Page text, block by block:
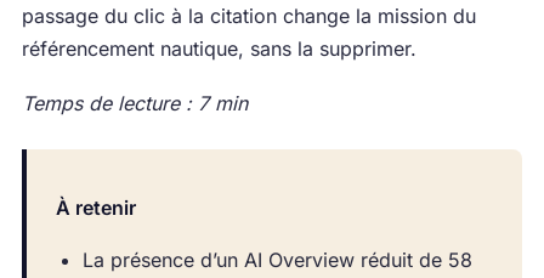
passage du clic à la citation change la mission du
référencement nautique, sans la supprimer.
Temps de lecture : 7 min
À retenir
La présence d’un AI Overview réduit de 58